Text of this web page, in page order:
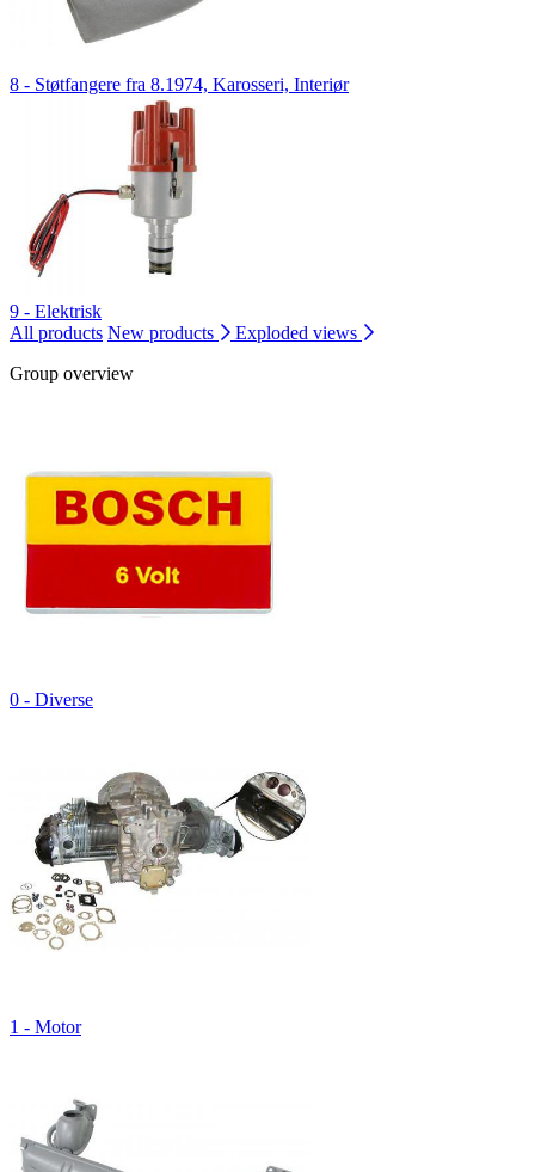
8 - Støtfangere fra 8.1974, Karosseri, Interiør
9 - Elektrisk
All products New products
Exploded views
Group overview
0 - Diverse
1 - Motor